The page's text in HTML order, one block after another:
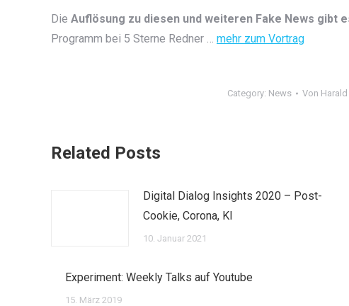
Die Auflösung zu diesen und weiteren Fake News gibt
Programm bei 5 Sterne Redner … mehr zum Vortrag
Category: News Von
Related Posts
Digital Dialog Insights 2020 – Post-
Cookie, Corona, KI
10. Januar 2021
Experiment: Weekly Talks auf Youtube
15. März 2019